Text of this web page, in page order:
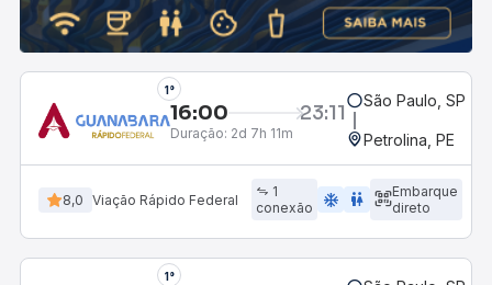
1°
16:00 23:11
Duração: 2d 7h 11m
São Paulo, SP -
Petrolina, PE
8,0 Viação Rápido Federal
1
conexão
ac_unit wc
Embarque
direto
1°